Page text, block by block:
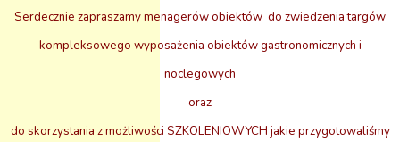
Serdecznie zapraszamy menagerów obiektów do zwiedzenia targów
kompleksowego wyposażenia obiektów gastronomicznych i
noclegowych
oraz
do skorzystania z możliwości SZKOLENIOWYCH jakie przygotowaliśmy